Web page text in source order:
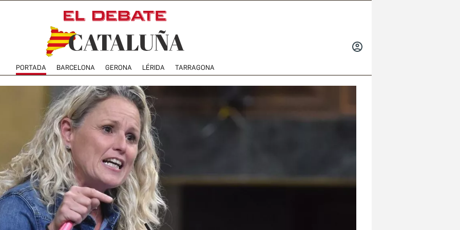
PORTADA BARCELONA GERONA LÉRIDA TARRAGONA